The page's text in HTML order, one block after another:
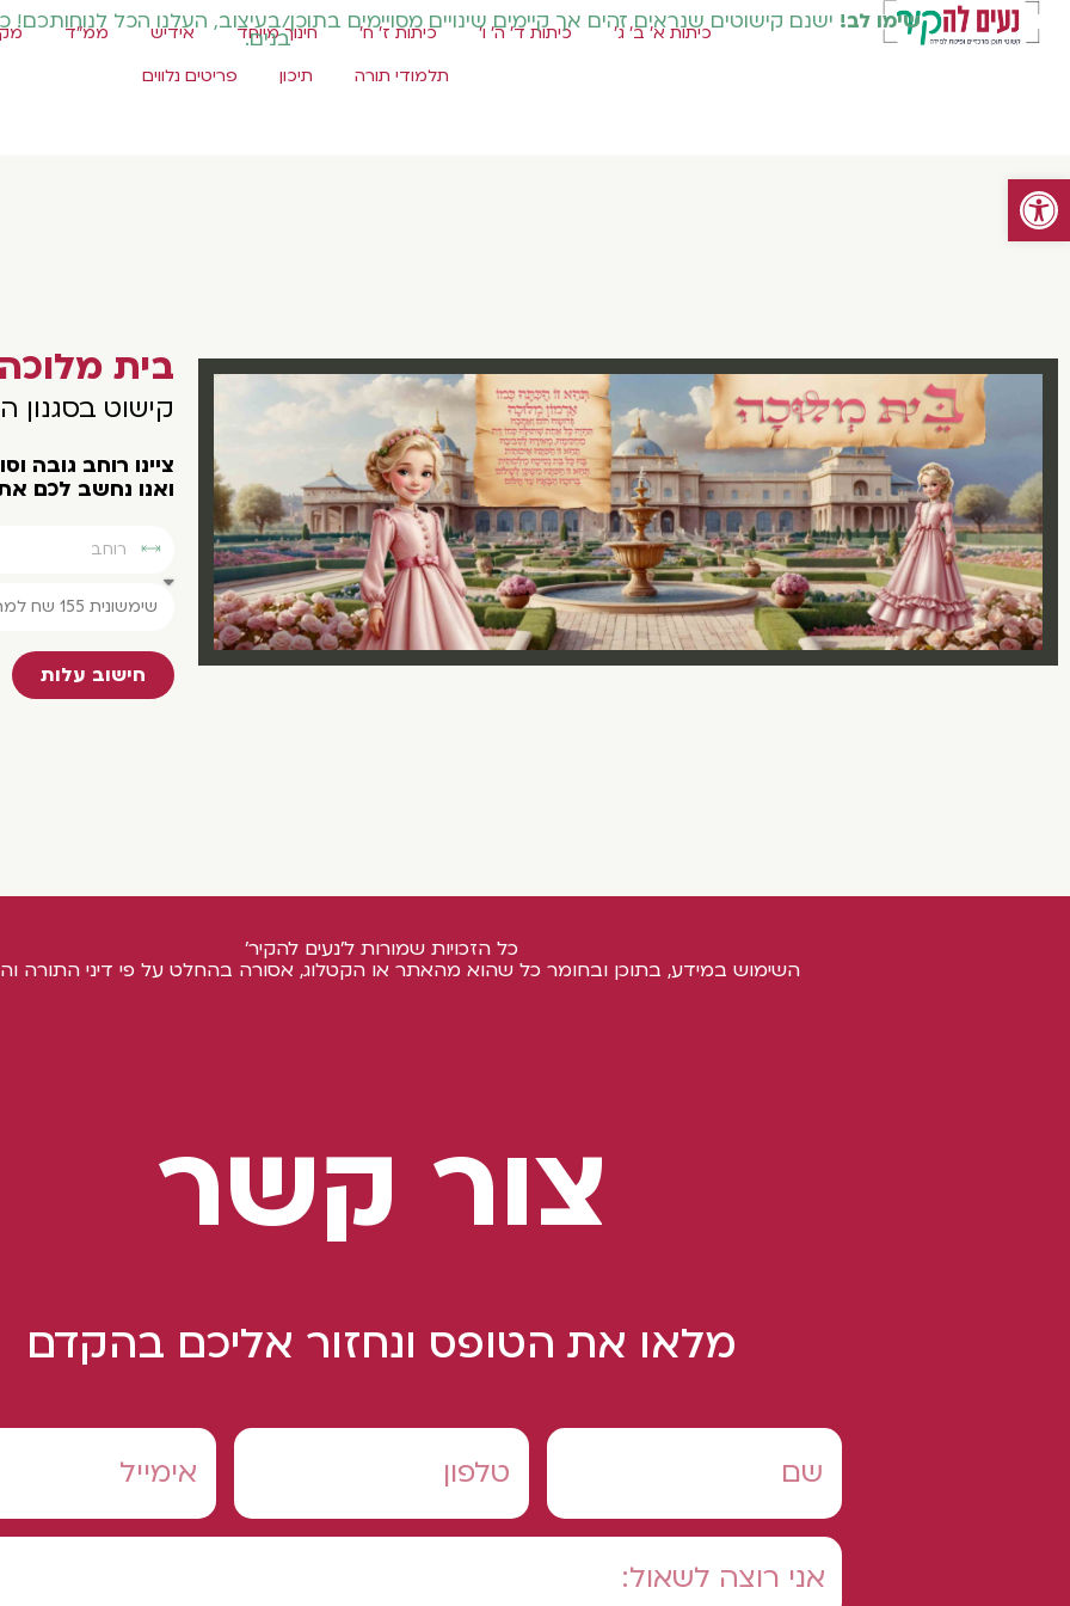
פתח סרגל נגישות
שימו לב! ישנם קישוטים שנראים זהים אך קיימים שינויים מסויימים בתוכן/בעיצוב, העלנו הכל
בנים. כיתות א' ב' ג' כיתות ד' ה' ו' כיתות ז' ח' חינוך מיוחד אידיש ממ"ד
תלמודי תורה
תיכון פריטים נלווים
בית
קישוט בסגנון
צײנו רוחב גובה
ואנו נחשב לכם
חישוב עלות
כל הזכויות שמורות ל'נעים להקיר'
השימוש במידע, בתוכן ובחומר כל שהוא מהאתר או הקטלוג, אסורה בהחלט על פי דיני התורה
צור קשר
מלאו את הטופס ונחזור אליכם בהקדם